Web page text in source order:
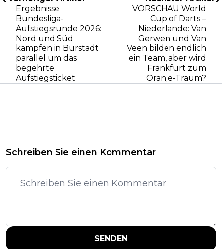
Ergebnisse
Bundesliga-
Aufstiegsrunde 2026:
Nord und Süd
kämpfen in Bürstadt
parallel um das
begehrte
Aufstiegsticket
VORSCHAU World
Cup of Darts –
Niederlande: Van
Gerwen und Van
Veen bilden endlich
ein Team, aber wird
Frankfurt zum
Oranje-Traum?
Schreiben Sie einen Kommentar
SENDEN